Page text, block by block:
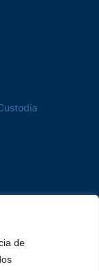
de